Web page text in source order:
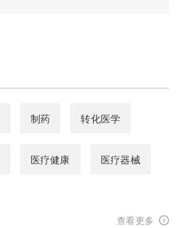
制药 转化医学
医疗健康 医疗器械
查看更多